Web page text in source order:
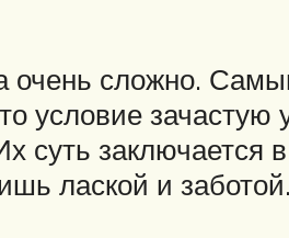
очень сложно.
условие зачастую
суть заключается
лаской и